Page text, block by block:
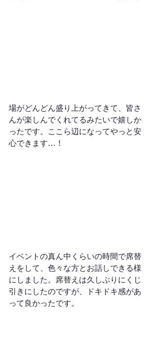
場がどんどん盛り上がってきて、皆さ
んが楽しんでくれてるみたいで嬉しか
ったです。ここら辺になってやっと安
心できます…！
イベントの真ん中くらいの時間で席替
えをして、色々な方とお話しできる様
にしました。席替えは久しぶりにくじ
引きにしたのですが、ドキドキ感があ
って良かったです。